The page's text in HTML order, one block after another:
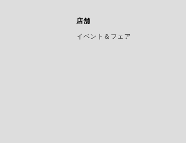
店舗
イベント＆フェア